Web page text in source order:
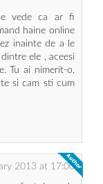
vede ca ar fi
haine online
inainte de a le
ele , aceesi
Tu ai nimerit-o,
si cam sti cum
2013 at 17:00